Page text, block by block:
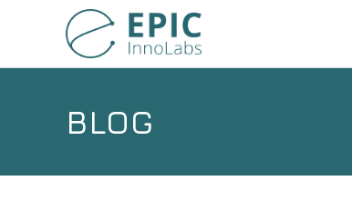
BLOG